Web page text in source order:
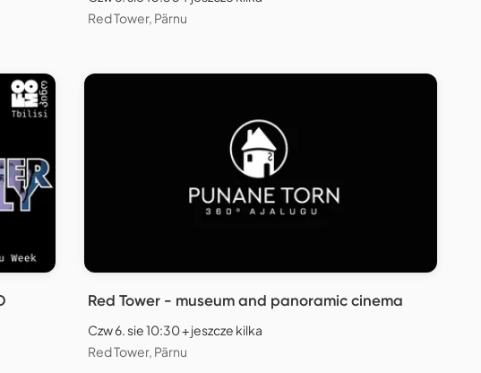
Red Tower, Pärnu
Red Tower - museum and panoramic cinema
Czw 6. sie 10:30 + jeszcze kilka
Red Tower, Pärnu